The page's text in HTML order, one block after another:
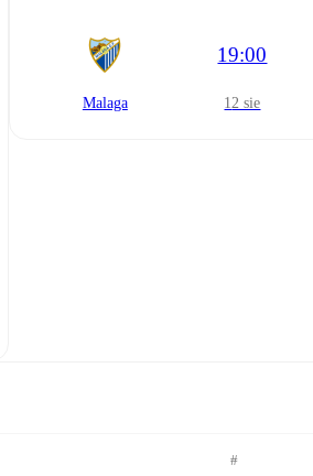
Malaga
19:00
12 sie
#